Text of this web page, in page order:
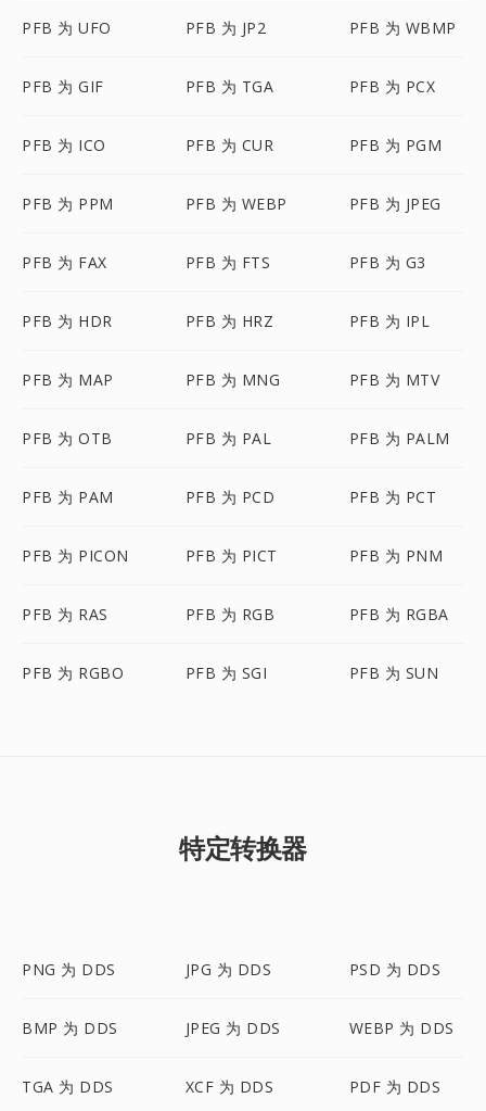
PFB 为 UFO PFB 为 JP2 PFB 为 WBMP
PFB 为 GIF PFB 为 TGA PFB 为 PCX
PFB 为 ICO PFB 为 CUR PFB 为 PGM
PFB 为 PPM PFB 为 WEBP PFB 为 JPEG
PFB 为 FAX PFB 为 FTS PFB 为 G3
PFB 为 HDR PFB 为 HRZ PFB 为 IPL
PFB 为 MAP PFB 为 MNG PFB 为 MTV
PFB 为 OTB PFB 为 PAL PFB 为 PALM
PFB 为 PAM PFB 为 PCD PFB 为 PCT
PFB 为 PICON PFB 为 PICT PFB 为 PNM
PFB 为 RAS PFB 为 RGB PFB 为 RGBA
PFB 为 RGBO PFB 为 SGI PFB 为 SUN
特定转换器
PNG 为 DDS JPG 为 DDS PSD 为 DDS
BMP 为 DDS JPEG 为 DDS WEBP 为 DDS
TGA 为 DDS XCF 为 DDS PDF 为 DDS